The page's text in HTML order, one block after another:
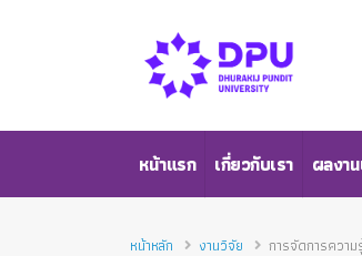
หน้าแรก เกี่ยวกับเรา ผลงา
หน้าหลัก งานวิจัย การจัดการควา